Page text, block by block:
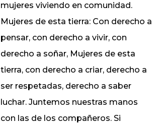
mujeres viviendo en comunidad.
Mujeres de esta tierra: Con derecho a
pensar, con derecho a vivir, con
derecho a soñar, Mujeres de esta
tierra, con derecho a criar, derecho a
ser respetadas, derecho a saber
luchar. Juntemos nuestras manos
con las de los compañeros. Si